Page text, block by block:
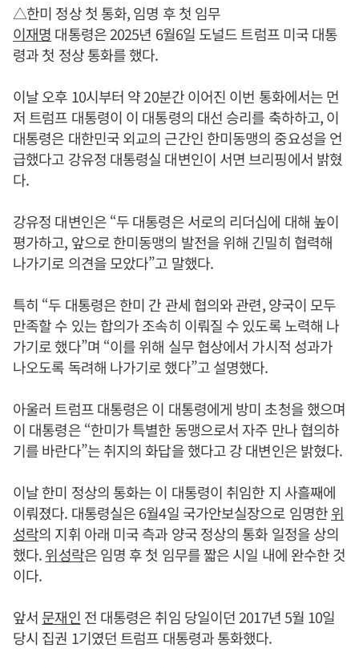
△한미 정상 첫 통화, 임명 후 첫 임무
이재명 대통령은 2025년 6월6일 도널드 트럼프 미국 대통
령과 첫 정상 통화를 했다.
이날 오후 10시부터 약 20분간 이어진 이번 통화에서는 먼
저 트럼프 대통령이 이 대통령의 대선 승리를 축하하고, 이
대통령은 대한민국 외교의 근간인 한미동맹의 중요성을 언
급했다고 강유정 대통령실 대변인이 서면 브리핑에서 밝혔
다.
강유정 대변인은 “두 대통령은 서로의 리더십에 대해 높이
평가하고, 앞으로 한미동맹의 발전을 위해 긴밀히 협력해
나가기로 의견을 모았다”고 말했다.
특히 “두 대통령은 한미 간 관세 협의와 관련, 양국이 모두
만족할 수 있는 합의가 조속히 이뤄질 수 있도록 노력해 나
가기로 했다”며 “이를 위해 실무 협상에서 가시적 성과가
나오도록 독려해 나가기로 했다”고 설명했다.
아울러 트럼프 대통령은 이 대통령에게 방미 초청을 했으며
이 대통령은 “한미가 특별한 동맹으로서 자주 만나 협의하
기를 바란다”는 취지의 화답을 했다고 강 대변인은 밝혔다.
이날 한미 정상의 통화는 이 대통령이 취임한 지 사흘째에
이뤄졌다. 대통령실은 6월4일 국가안보실장으로 임명한위
성락의 지휘 아래 미국 측과 양국 정상의 통화 일정을 상의
했다.위성락은 임명 후 첫 임무를 짧은 시일 내에 완수한 것
이다.
앞서 문재인 전 대통령은 취임 당일이던 2017년 5월 10일
당시 집권 1기였던 트럼프 대통령과 통화했다.